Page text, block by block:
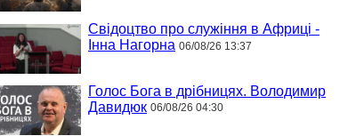
Свідоцтво про служіння в Африці -
Інна Нагорна 06/08/26 13:37
Голос Бога в дрібницях. Володимир
Давидюк 06/08/26 04:30